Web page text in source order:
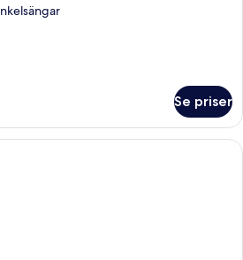
Se priser
Ett modernt vardagsrum med en